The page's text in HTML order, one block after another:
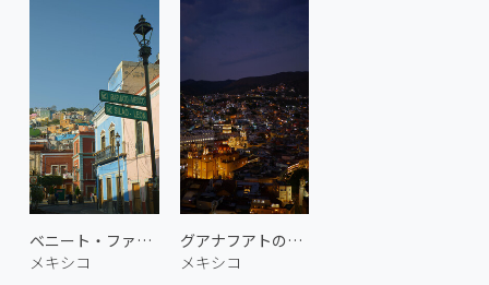
ベニート・ファレス通り
メキシコ
グアナフアトの夜景
メキシコ